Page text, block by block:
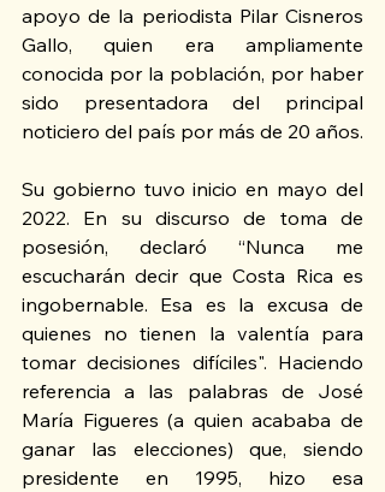
apoyo de la periodista Pilar Cisneros
Gallo, quien era ampliamente
conocida por la población, por haber
sido presentadora del principal
noticiero del país por más de 20 años.
Su gobierno tuvo inicio en mayo del
2022. En su discurso de toma de
posesión, declaró “Nunca me
escucharán decir que Costa Rica es
ingobernable. Esa es la excusa de
quienes no tienen la valentía para
tomar decisiones difíciles". Haciendo
referencia a las palabras de José
María Figueres (a quien acababa de
ganar las elecciones) que, siendo
presidente en 1995, hizo esa